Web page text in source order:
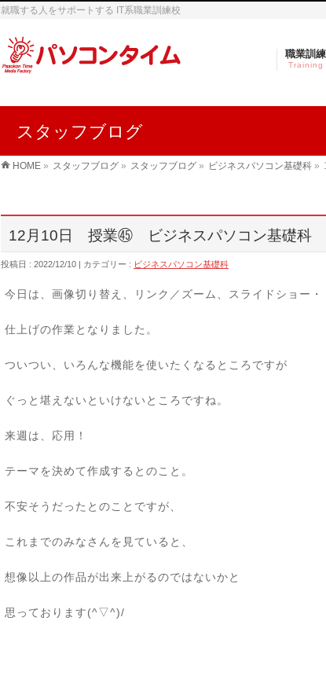
就職する人をサポートする IT系職業訓練校
職業訓練
Training
スタッフブログ
HOME » スタッフブログ » スタッフブログ » ビジネスパソコン基礎科 »
12月10日 授業㊺ ビジネスパソコン基礎科
投稿日 : 2022/12/10 カテゴリー : ビジネスパソコン基礎科
今日は、画像切り替え、リンク／ズーム、スライドショー・
仕上げの作業となりました。
ついつい、いろんな機能を使いたくなるところですが
ぐっと堪えないといけないところですね。
来週は、応用！
テーマを決めて作成するとのこと。
不安そうだったとのことですが、
これまでのみなさんを見ていると、
想像以上の作品が出来上がるのではないかと
思っております(^▽^)/